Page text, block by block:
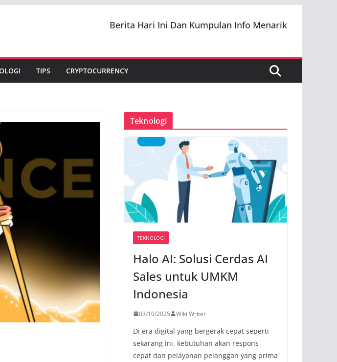
Berita Hari Ini Dan Kumpulan Info Menarik
TIPS CRYPTOCURRENCY
Teknologi
TEKNOLOGI
Halo AI: Solusi Cerdas AI
Sales untuk UMKM
Indonesia
03/10/2025 Wiki Writer
Di era digital yang bergerak cepat seperti
sekarang ini, kebutuhan akan respons
cepat dan pelayanan pelanggan yang prima